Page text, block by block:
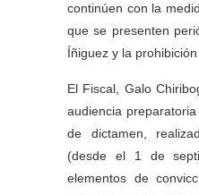
continúen con la
que se presenten
Íñiguez y la
El Fiscal, Galo
audiencia
de dictamen,
(desde el 1 de
elementos de